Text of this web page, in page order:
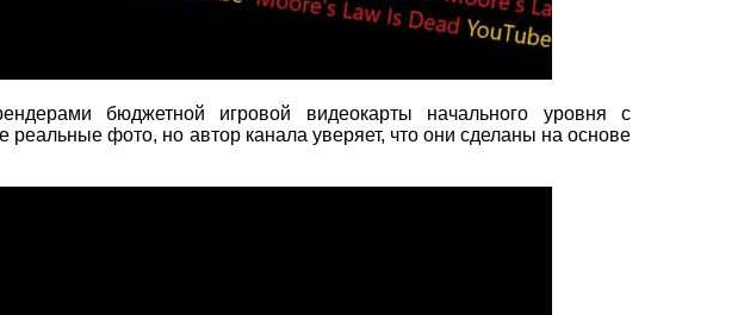
бюджетной игровой видеокарты начального уровня с
фото, но автор канала уверяет, что они сделаны на основе